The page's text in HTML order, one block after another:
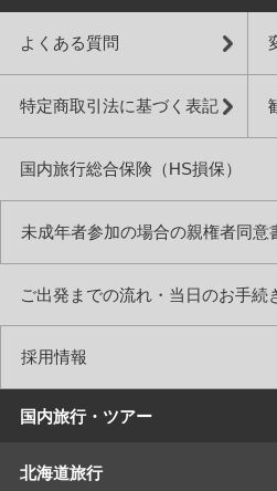
よくある質問
特定商取引法に基づく表記
国内旅行総合保険（HS損保）
未成年者参加の場合の親権者同意
ご出発までの流れ・当日のお手続
採用情報
国内旅行・ツアー
北海道旅行